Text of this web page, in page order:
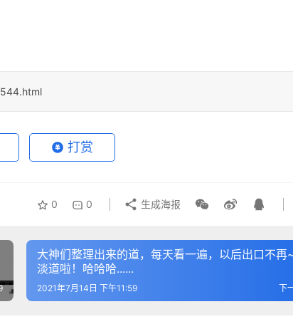
打赏
0 0 生成海报
大神们整理出来的道，每天看一遍，以后出口不再
淡道啦！哈哈哈......
下
2021年7月14日 下午11:59